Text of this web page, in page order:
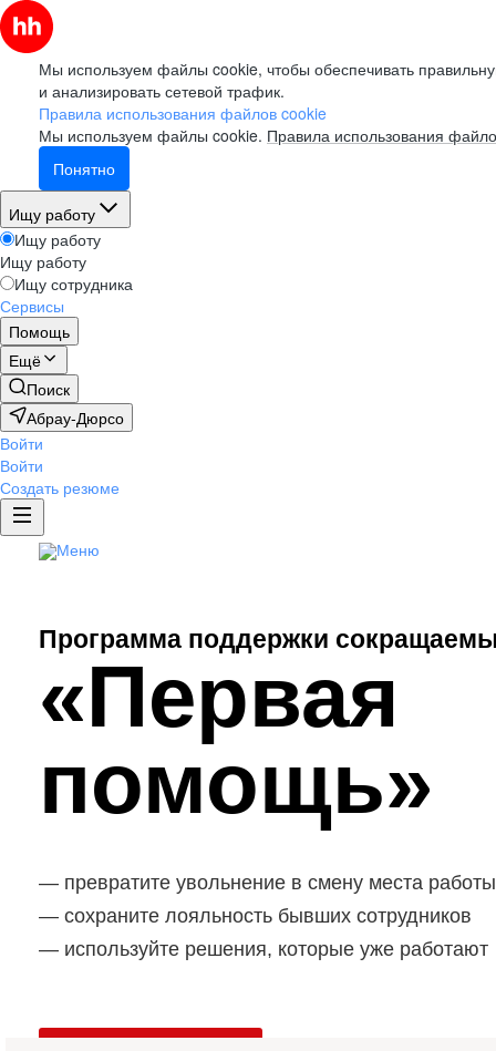
Мы используем файлы cookie, чтобы обеспечивать
и анализировать сетевой трафик.
Правила использования файлов cookie
Мы используем файлы cookie. Правила использования
Понятно
Ищу работу
Ищу работу
Ищу работу
Ищу сотрудника
Сервисы
Помощь
Ещё
Поиск
Абрау-Дюрсо
Войти
Войти
Создать резюме
HRspace - подбор сотрудников
Рекламные продукты
Clickme: продвижение
Программа поддержки
«Первая
помощь»
превратите увольнение в смену места работы
сохраните лояльность бывших сотрудников
используйте решения, которые уже работают